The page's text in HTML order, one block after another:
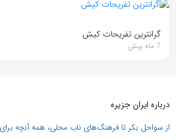
گرانترین تفریحات کیش
7 ماه پیش
درباره ایران جزیره
از سواحل بکر تا فرهنگ‌های ناب محلی، همه آنچه